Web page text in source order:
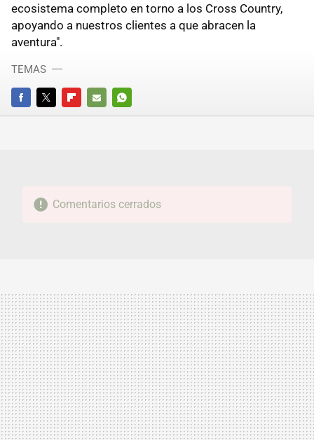
ecosistema completo en torno a los Cross Country,
apoyando a nuestros clientes a que abracen la
aventura".
FACEBOOKTWITTERFLIPBOARD
E-
WHATSAPP
TEMAS
Comentarios cerrados